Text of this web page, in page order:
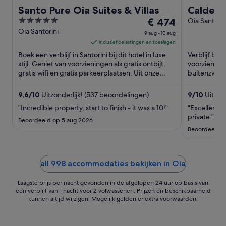
Santo Pure Oia Suites & Villas
5
out
5
Oia Santorini
De
prijs
is
€ 474
per
nacht
9
aug
€ 474
9 aug - 10 aug
inclusief belastingen en toeslagen
Boek een verblijf in Santorini bij dit hotel in luxe
stijl. Geniet van voorzieningen als gratis ontbijt,
gratis wifi en gratis parkeerplaatsen. Uit onze
9,6/10 Uitzonderlijk! (537 beoordelingen)
"Incredible property, start to finish - it was a 10!"
Beoordeeld op 5 aug 2026
Only
Oia
Verblijf bij
9/10
"Excellent
private."
Beoordeeld
all 998 accommodaties bekijken in Oia
Laagste prijs per nacht gevonden in de afgelopen 24 uur op basis van
een verblijf van 1 nacht voor 2 volwassenen. Prijzen en beschikbaarheid
kunnen altijd wijzigen. Mogelijk gelden er extra voorwaarden.